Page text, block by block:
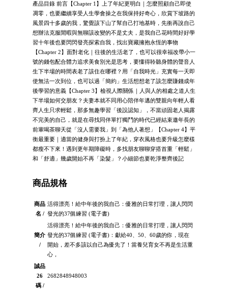
產品目錄 前言【Chapter 1】上了年紀更明白｜怎麼照顧自己即使
凋零，也要繼續享受人生學會操之在我保持好奇心，欣賞下坡路的
風景四十多歲的我，驚覺該下山了幫自己打地基時，先衝再說自己
想辦法克服閒暇與無聊該改變的不是丈夫，是我自己花時間好好學
習十年後也要閃閃發亮探索自我，找出寶藏擁抱永恆的事物
【Chapter 2】面對老化｜往後的生活老了，也可以很幸福改帶小一
號的錢包配合體力追求美食別光是思考，要懂得聆聽身體的聲音人
生下半場的時間表老了該住在哪裡？用「自我時光」充實每一天即
使無法一次到位，也可以過「簡約」生活想想老了該怎麼賺錢成年
後學習的意義【Chapter 3】檢視人際關係｜人與人的相處之道人生
下半場如何交朋友？夫妻本就不同用心陪伴年邁的雙親向年輕人看
齊人生只求輕鬆，那多無趣學習「後設認知」，不當頑固老人揭露
不完美的自己，就是在尋找同伴單打獨鬥的時代已經結束邀年長的
前輩喝茶聊天從「沒人需要我」到「為他人著想」【Chapter 4】平
衡最重要｜適當的健身與打扮上了年紀，穿衣風格也要升級怎麼樣
都瘦不下來！遇到更年期障礙時，多找朋友聊聊穿搭首重「輕鬆」
和「舒適」幾歲開始不再「染髮」？小細節也要乾淨整齊後記
商品規格
商品
名 /
活得漂亮！給中年後的我自己：優雅的日常打理，讓人閃閃
發光的37個練習 (電子書)
簡介
/
活得漂亮！給中年後的我自己：優雅的日常打理，讓人閃閃
發光的37個練習 (電子書)：獻給40、50、60歲的你，現在
開始，差不多該以自己為優先了！當養兒育女不再是生活重
心，
誠品
26
碼 /
2682848948003